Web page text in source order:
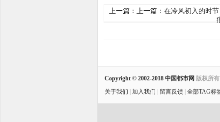
上一篇：上一篇： 在冷风初入的时
Copyright © 2002-2018 中国都市网 版权所
关于我们
加入我们 留言反馈 全部TAG标